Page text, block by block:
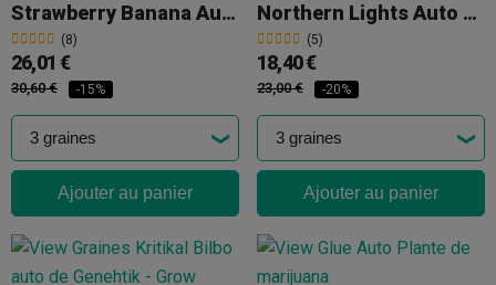
Strawberry Banana Auto
(8)
26,01 €
30,60 € -15%
Ajouter au panier
Northern Lights Auto Par Sensi Seeds
(5)
18,40 €
23,00 € -20%
Ajouter au panier